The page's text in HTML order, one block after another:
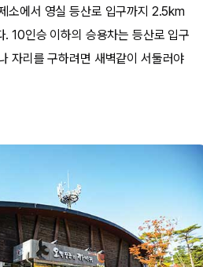
소에서 영실 등산로 입구까지 2.5km
. 10인승 이하의 승용차는 등산로 입구
자리를 구하려면 새벽같이 서둘러야